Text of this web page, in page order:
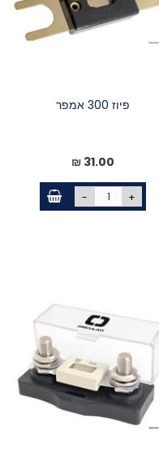
פיוז 300 אמפר
31.00 ₪
- +